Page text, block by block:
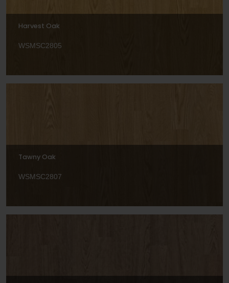
Harvest Oak
WSMSC2805
Tawny Oak
WSMSC2807